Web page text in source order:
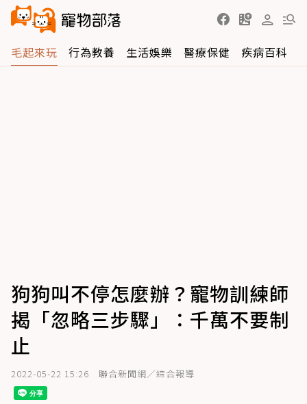
毛起來玩 行為教養 生活娛樂 醫療保健 疾病百科
狗狗叫不停怎麼辦？寵物訓練師
揭「忽略三步驟」：千萬不要制
止
2022-05-22 15:26 聯合新聞網／綜合報導